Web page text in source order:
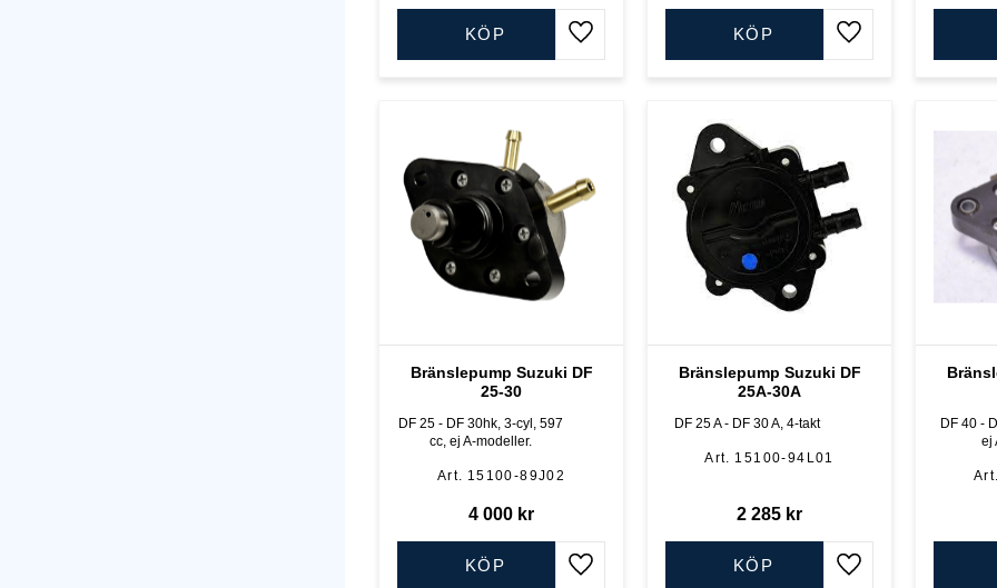
Lägg till i favoriter
KÖP
Lägg till i favoriter
KÖP
Bränslepump Suzuki DF
25-30
DF 25 - DF 30hk, 3-cyl, 597
cc, ej A-modeller.
15100-89J02
4 000 kr
Lägg till i favoriter
KÖP
Bränslepump Suzuki DF
25A-30A
DF 25 A - DF 30 A, 4-takt
15100-94L01
2 285 kr
Lägg till i favoriter
KÖP
DF 40 -
ej